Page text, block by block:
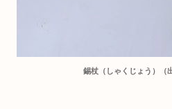
錫杖（しゃくじょう）（